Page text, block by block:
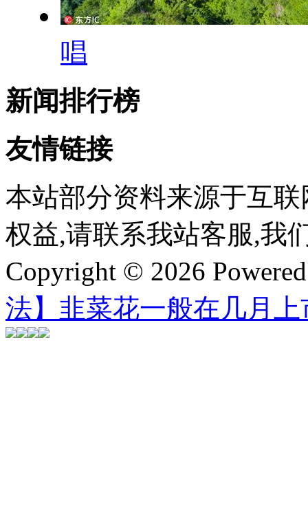
唱
新闻排行榜
友情链接
本站部分资料来源于互
权益,请联系我站客服,我
Copyright © 2026
法】韭菜花一般在几月上